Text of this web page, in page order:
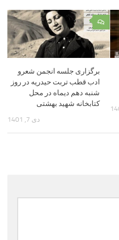
۰
برگزاری جلسه انجمن شعرو
ادب قطب تربت حیدریه در روز
شنبه دهم دیماه در محل
کتابخانه شهید بهشتی
دی 7, 1401